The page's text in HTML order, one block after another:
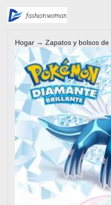
Hogar → Zapatos y bolsos de